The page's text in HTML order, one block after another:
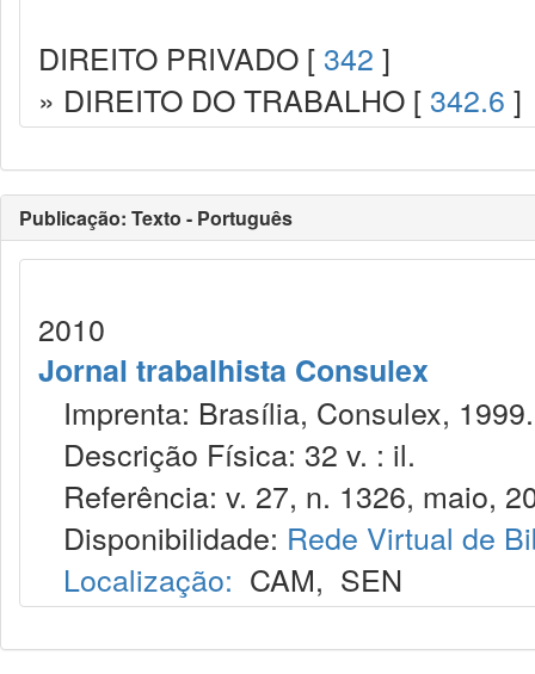
DIREITO PRIVADO [ 342 ]
» DIREITO DO TRABALHO [ 342.6 ]
Publicação: Texto - Português
2010
Jornal trabalhista Consulex
Imprenta: Brasília, Consulex, 1999.
Descrição Física: 32 v. : il.
Referência: v. 27, n. 1326, maio,
Disponibilidade: Rede Virtual de
Localização: CAM, SEN